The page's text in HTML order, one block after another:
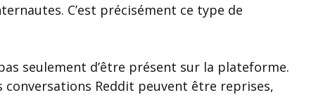
C’est précisément ce type de
seulement d’être présent sur la plateforme.
Reddit peuvent être reprises,